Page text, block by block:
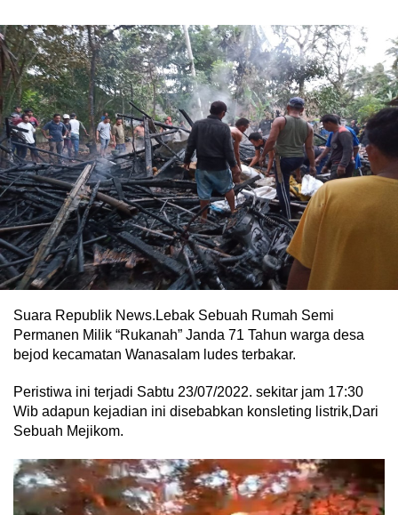
Suara Republik News.Lebak Sebuah Rumah Semi
Permanen Milik “Rukanah” Janda 71 Tahun warga desa
bejod kecamatan Wanasalam ludes terbakar.
Peristiwa ini terjadi Sabtu 23/07/2022. sekitar jam 17:30
Wib adapun kejadian ini disebabkan konsleting listrik,Dari
Sebuah Mejikom.